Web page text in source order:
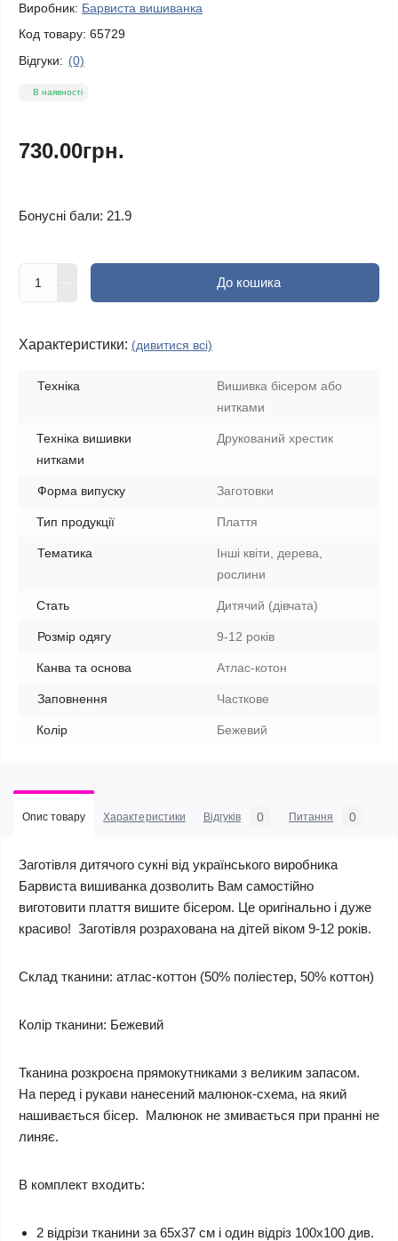
Виробник: Барвиста вишиванка
Код товару: 65729
Відгуки: (0)
В наявності
730.00грн.
Бонусні бали: 21.9
До кошика
Характеристики: (дивитися всі)
Техніка
Вишивка бісером або
нитками
Техніка вишивки
нитками
Друкований хрестик
Форма випуску Заготовки
Тип продукції Плаття
Тематика
Інші квіти, дерева,
рослини
Стать Дитячий (дівчата)
Розмір одягу 9-12 років
Канва та основа Атлас-котон
Заповнення Часткове
Колір Бежевий
Опис товару Характеристики Відгуків 0 Питання 0
Заготівля дитячого сукні від українського виробника
Барвиста вишиванка дозволить Вам самостійно
виготовити плаття вишите бісером. Це оригінально і дуже
красиво! Заготівля розрахована на дітей віком 9-12 років.
Склад тканини: атлас-коттон (50% поліестер, 50% коттон)
Колір тканини: Бежевий
Тканина розкроєна прямокутниками з великим запасом.
На перед і рукави нанесений малюнок-схема, на який
нашивається бісер. Малюнок не змивається при пранні не
линяє.
В комплект входить:
2 відрізи тканини за 65х37 см і один відріз 100х100 див.